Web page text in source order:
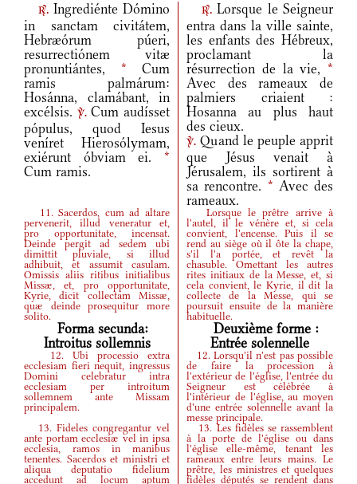
r. Ingrediénte Dómino
in sanctam civitátem,
Hebræórum púeri,
resurrectiónem vitæ
pronuntiántes, * Cum
ramis palmárum:
Hosánna, clamábant, in
excélsis. v.Cum audísset
pópulus, quod Iesus
veníret Hierosólymam,
exiérunt óbviam ei. *
Cum ramis.
r. Lorsque le Seigneur
entra dans la ville sainte,
les enfants des Hébreux,
proclamant la
résurrection de la vie, *
Avec des rameaux de
palmiers criaient :
Hosanna au plus haut
des cieux.
v. Quand le peuple apprit
que Jésus venait à
Jérusalem, ils sortirent à
sa rencontre. * Avec des
rameaux.
11. Sacerdos, cum ad altare
pervenerit, illud veneratur et,
pro opportunitate, incensat.
Deinde pergit ad sedem ubi
dimittit pluviale, si illud
adhibuit, et assumit casulam.
Omissis aliis ritibus initialibus
Missæ, et, pro opportunitate,
Kyrie, dicit collectam Missæ,
quæ deinde prosequitur more
solito.
Lorsque le prêtre arrive à
l'autel, il le vénère et, si cela
convient, l'encense. Puis il se
rend au siège où il ôte la chape,
s'il l'a portée, et revêt la
chasuble. Omettant les autres
rites initiaux de la Messe, et, si
cela convient, le Kyrie, il dit la
collecte de la Messe, qui se
poursuit ensuite de la manière
habituelle.
Forma secunda:
Introitus sollemnis
Deuxième forme :
Entrée solennelle
12. Ubi processio extra
ecclesiam fieri nequit, ingressus
Domini celebratur intra
ecclesiam per introitum
sollemnem ante Missam
principalem.
12. Lorsqu'il n'est pas possible
de faire la procession à
l'extérieur de l'église, l'entrée du
Seigneur est célébrée à
l'intérieur de l'église, au moyen
d'une entrée solennelle avant la
messe principale.
13. Fideles congregantur vel
ante portam ecclesiæ vel in ipsa
ecclesia, ramos in manibus
tenentes. Sacerdos et ministri et
aliqua deputatio fidelium
accedunt ad locum aptum
13. Les fidèles se rassemblent
à la porte de l'église ou dans
l'église elle-même, tenant les
rameaux entre leurs mains. Le
prêtre, les ministres et quelques
fidèles députés se rendent dans